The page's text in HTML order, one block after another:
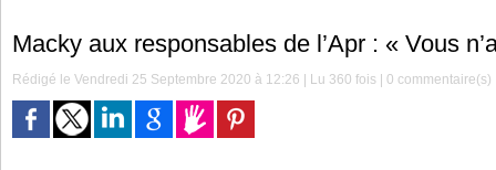
Macky aux responsables de l’Apr : « Vous
Rédigé le Vendredi 25 Septembre 2020 à 12:26 | Lu 360 fois |0 commentaire(s)